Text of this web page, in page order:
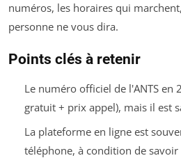
numéros, les horaires qui
personne ne vous dira.
Points clés à retenir
Le numéro officiel de l'ANTS en
gratuit + prix appel), mais il est
La plateforme en ligne est
téléphone, à condition de